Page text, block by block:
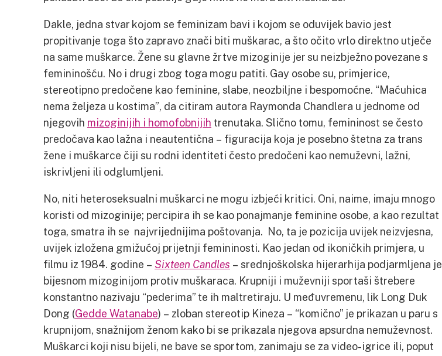
Dakle, jedna stvar kojom se feminizam bavi i kojom se oduvijek bavio jest
propitivanje toga što zapravo znači biti muškarac, a što očito vrlo direktno utječe
na same muškarce. Žene su glavne žrtve mizoginije jer su neizbježno povezane s
femininošću. No i drugi zbog toga mogu patiti. Gay osobe su, primjerice,
stereotipno predočene kao feminine, slabe, neozbiljne i bespomoćne. “Maćuhica
nema željeza u kostima”, da citiram autora Raymonda Chandlera u jednome od
njegovih mizoginijih i homofobnijih trenutaka. Slično tomu, femininost se često
predočava kao lažna i neautentična – figuracija koja je posebno štetna za trans
žene i muškarce čiji su rodni identiteti često predočeni kao nemuževni, lažni,
iskrivljeni ili odglumljeni.
No, niti heteroseksualni muškarci ne mogu izbjeći kritici. Oni, naime, imaju mnogo
koristi od mizoginije; percipira ih se kao ponajmanje feminine osobe, a kao rezultat
toga, smatra ih se najvrijednijima poštovanja. No, ta je pozicija uvijek neizvjesna,
uvijek izložena gmižućoj prijetnji femininosti. Kao jedan od ikoničkih primjera, u
filmu iz 1984. godine – Sixteen Candles – srednjoškolska hijerarhija podjarmljena je
bijesnom mizoginijom protiv muškaraca. Krupniji i muževniji sportaši štrebere
konstantno nazivaju “pederima” te ih maltretiraju. U međuvremenu, lik Long Duk
Dong (Gedde Watanabe) – zloban stereotip Kineza – “komično” je prikazan u paru s
krupnijom, snažnijom ženom kako bi se prikazala njegova apsurdna nemuževnost.
Muškarci koji nisu bijeli, ne bave se sportom, zanimaju se za video-igrice ili, poput